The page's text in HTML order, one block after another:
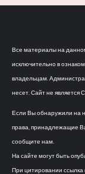
Все материалы на
исключительно в
владельцам.
несет. Сайт не является
Если Вы обнаружили на
права, принадлежащие
сообщите нам.
На сайте могут быть
При цитировании ссылка